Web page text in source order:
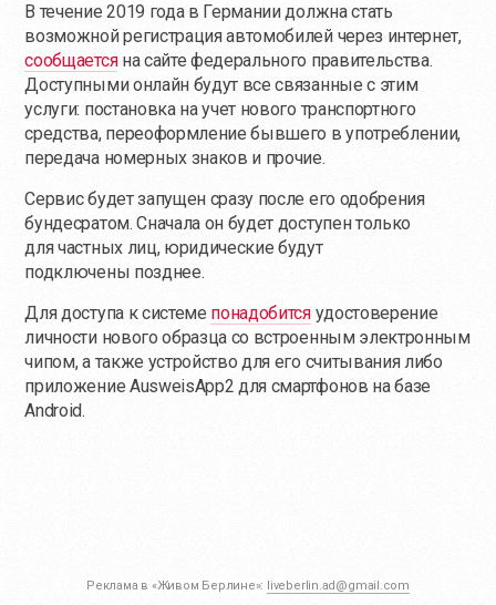
В течение 2019 года в Германии должна стать
возможной регистрация автомобилей через интернет,
сообщаетсяна сайте федерального правительства.
Доступными онлайн будут все связанные с этим
услуги: постановка на учет нового транспортного
средства, переоформление бывшего в употреблении,
передача номерных знаков и прочие.
Сервис будет запущен сразу после его одобрения
бундесратом. Сначала он будет доступен только
для частных лиц, юридические будут
подключены позднее.
Для доступа к системе понадобитсяудостоверение
личности нового образца со встроенным электронным
чипом, а также устройство для его считывания либо
приложение AusweisApp2 для смартфонов на базе
Android.
Реклама в «Живом Берлине»: liveberlin.ad@gmail.com